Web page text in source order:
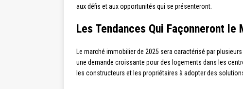
aux défis et aux opportunités qui se présenteront.
Les Tendances Qui Façonneront
Le marché immobilier de 2025 sera caractérisé par
une demande croissante pour des logements dans les
les constructeurs et les propriétaires à adopter des